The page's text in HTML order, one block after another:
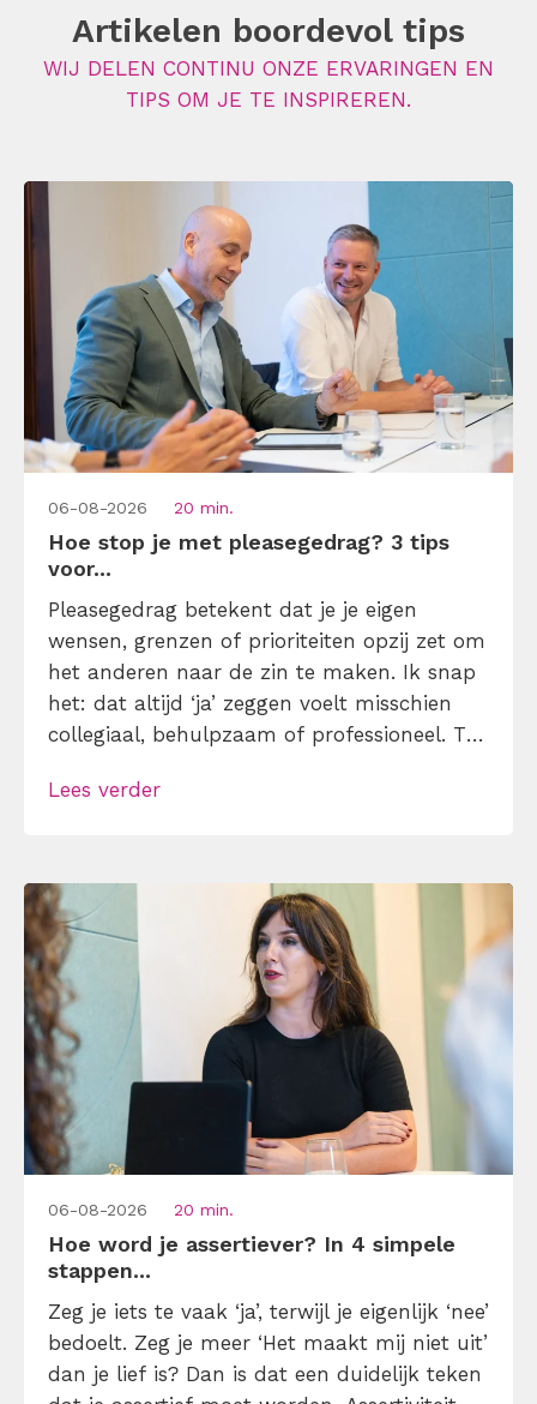
Artikelen boordevol tips
WIJ DELEN CONTINU ONZE ERVARINGEN EN
TIPS OM JE TE INSPIREREN.
06-08-2026 20 min.
Hoe stop je met pleasegedrag? 3 tips
voor...
Pleasegedrag betekent dat je je eigen
wensen, grenzen of prioriteiten opzij zet om
het anderen naar de zin te maken. Ik snap
het: dat altijd ‘ja’ zeggen voelt misschien
collegiaal, behulpzaam of professioneel. Tot
andermans prioriteiten en je eigen werk
[…]
Lees verder
06-08-2026 20 min.
Hoe word je assertiever? In 4 simpele
stappen...
Zeg je iets te vaak ‘ja’, terwijl je eigenlijk ‘nee’
bedoelt. Zeg je meer ‘Het maakt mij niet uit’
dan je lief is? Dan is dat een duidelijk teken